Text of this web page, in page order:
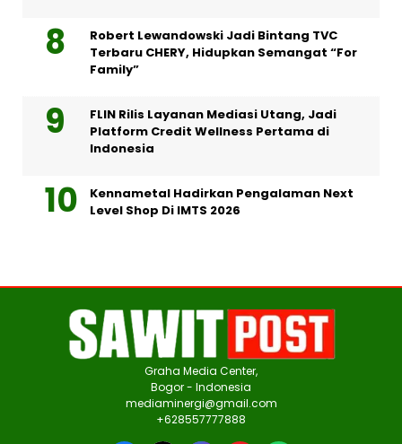
Robert Lewandowski Jadi Bintang TVC
Terbaru CHERY, Hidupkan Semangat “For
Family”
FLIN Rilis Layanan Mediasi Utang, Jadi
Platform Credit Wellness Pertama di
Indonesia
Kennametal Hadirkan Pengalaman Next
Level Shop Di IMTS 2026
Graha Media Center,
Bogor - Indonesia
mediaminergi@gmail.com
+628557777888